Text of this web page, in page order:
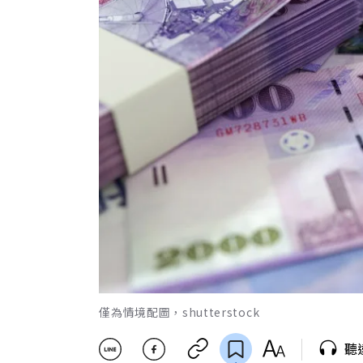
僅為情境配圖，shutterstock
聽